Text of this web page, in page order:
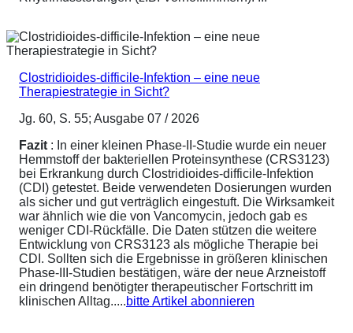
Clostridioides-difficile-Infektion – eine neue
Therapiestrategie in Sicht?
Jg. 60, S. 55; Ausgabe 07 / 2026
Fazit : In einer kleinen Phase-II-Studie wurde ein neuer
Hemmstoff der bakteriellen Proteinsynthese (CRS3123)
bei Erkrankung durch Clostridioides-difficile-Infektion
(CDI) getestet. Beide verwendeten Dosierungen wurden
als sicher und gut verträglich eingestuft. Die Wirksamkeit
war ähnlich wie die von Vancomycin, jedoch gab es
weniger CDI-Rückfälle. Die Daten stützen die weitere
Entwicklung von CRS3123 als mögliche Therapie bei
CDI. Sollten sich die Ergebnisse in größeren klinischen
Phase-III-Studien bestätigen, wäre der neue Arzneistoff
ein dringend benötigter therapeutischer Fortschritt im
klinischen Alltag.....bitte Artikel abonnieren